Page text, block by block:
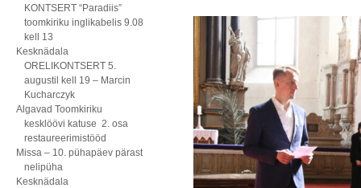
KONTSERT “Paradiis”
toomkiriku inglikabelis 9.08
kell 13
Kesknädala
ORELIKONTSERT 5.
augustil kell 19 – Marcin
Kucharczyk
Algavad Toomkiriku
kesklöövi katuse 2. osa
restaureerimistööd
Missa – 10. pühapäev pärast
nelipüha
Kesknädala